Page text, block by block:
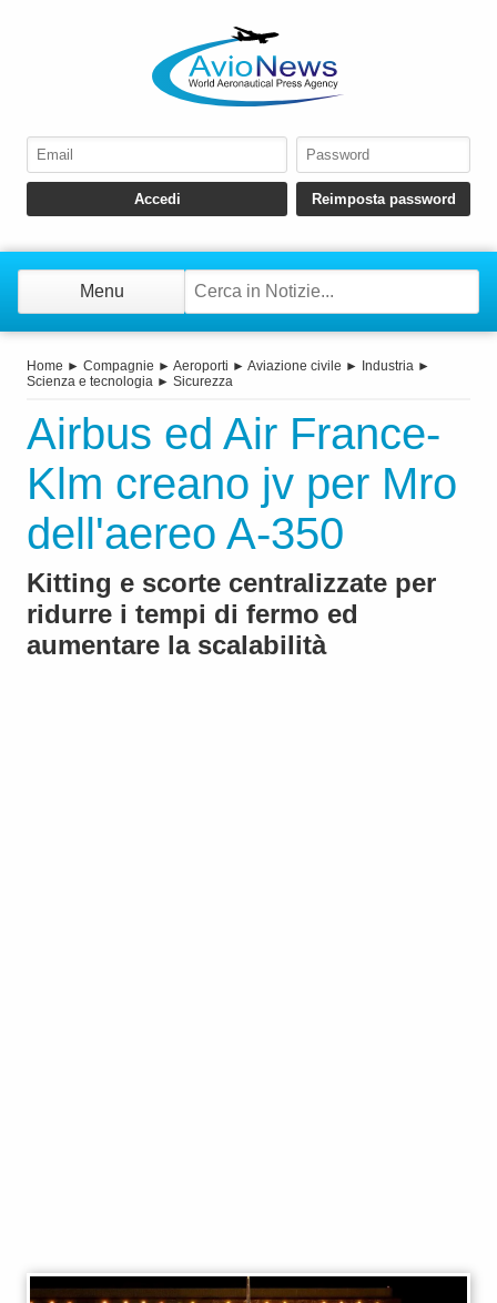
Menu
Home ► Compagnie ► Aeroporti ► Aviazione civile ► Industria ►
Scienza e tecnologia ► Sicurezza
Airbus ed Air France-
Klm creano jv per Mro
dell'aereo A-350
Kitting e scorte centralizzate per
ridurre i tempi di fermo ed
aumentare la scalabilità